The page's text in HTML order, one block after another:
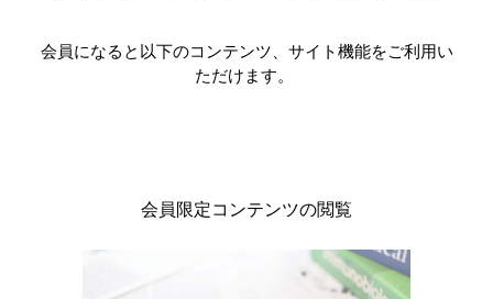
会員になると以下のコンテンツ、サイト機能をご利用い
ただけます。
会員限定コンテンツの閲覧